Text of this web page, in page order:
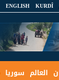
KURDÎ
ENGLISH
العالم سوريا